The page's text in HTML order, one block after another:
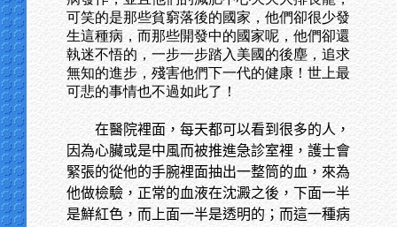
可笑的是那些貧窮落後的國家，他們卻很少發
生這種病，而那些開發中的國家呢，他們卻還
執迷不悟的，一步一步踏入美國的後塵，追求
無知的進步，殘害他們下一代的健康！世上最
可悲的事情也不過如此了！
在醫院裡面，每天都可以看到很多的人，
因為心臟或是中風而被推進急診室裡，護士會
緊張的從他的手腕裡面抽出一整筒的血，來為
他做檢驗，正常的血液在沈澱之後，下面一半
是鮮紅色，而上面一半是透明的；而這一種病